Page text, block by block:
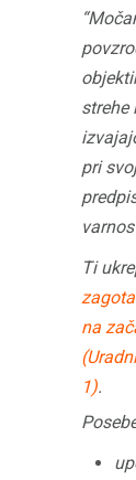
strehe
pri
Ti
na
1).